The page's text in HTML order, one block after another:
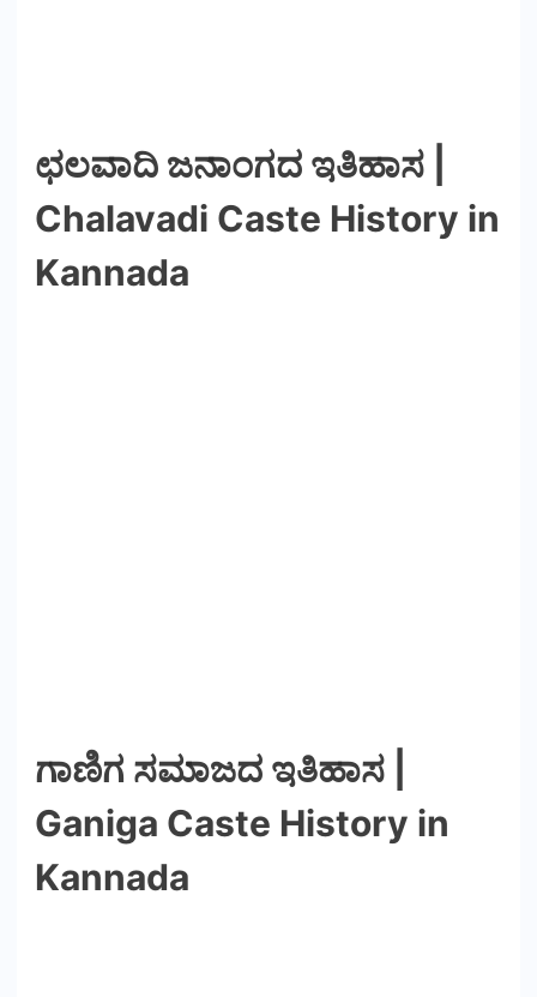
ಛಲವಾದಿ ಜನಾಂಗದ ಇತಿಹಾಸ |
Chalavadi Caste History in
Kannada
ಗಾಣಿಗ ಸಮಾಜದ ಇತಿಹಾಸ |
Ganiga Caste History in
Kannada